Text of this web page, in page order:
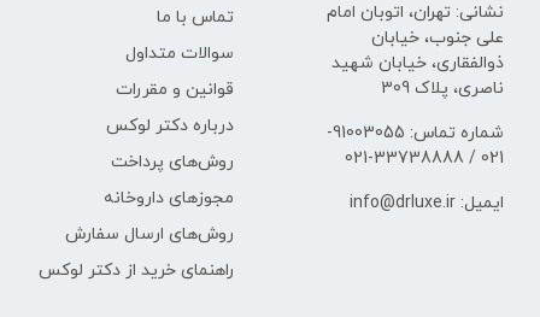
نشانی: تهران، اتوبان امام
علی جنوب، خیابان
ذوالفقاری، خیابان شهید
ناصری، پلاک 309
شماره تماس: 91003055-
021 / 33738888-021
ایمیل: info@drluxe.ir
تماس با ما
سوالات متداول
قوانین و مقررات
درباره دکتر لوکس
روش‌های پرداخت
مجوزهای داروخانه
روش‌های ارسال سفارش
راهنمای خرید از دکتر لوکس